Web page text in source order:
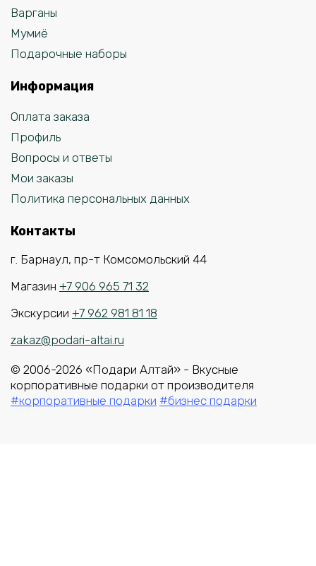
Варганы
Мумиё
Подарочные наборы
Информация
Оплата заказа
Профиль
Вопросы и ответы
Мои заказы
Политика персональных данных
Контакты
г. Барнаул, пр-т Комсомольский 44
Магазин +7 906 965 71 32
Экскурсии +7 962 981 81 18
zakaz@podari-altai.ru
© 2006-2026 «Подари Алтай» - Вкусные
корпоративные подарки от производителя
#корпоративные подарки #бизнес подарки